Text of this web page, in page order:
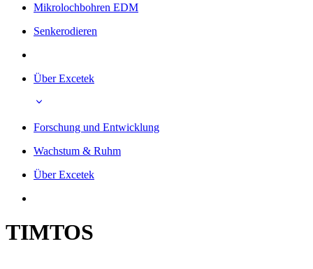
Mikrolochbohren EDM
Senkerodieren
Über Excetek
Forschung und Entwicklung
Wachstum & Ruhm
Über Excetek
TIMTOS